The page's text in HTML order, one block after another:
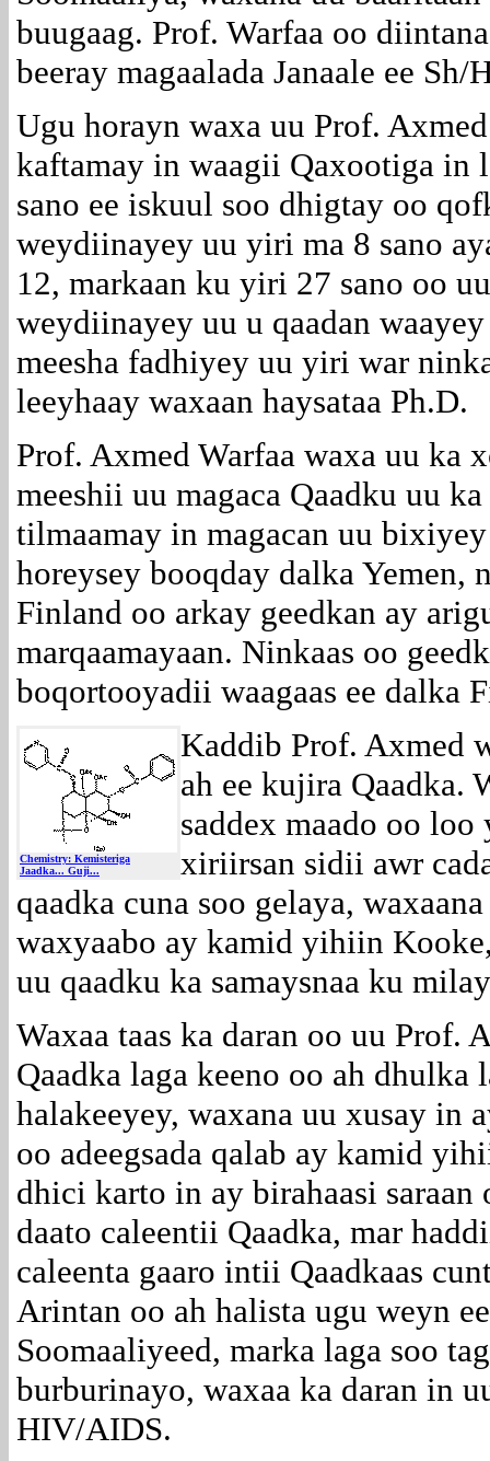
buugaag. Prof. Warfaa oo
beeray magaalada Janaale ee
Ugu horayn waxa uu Prof.
kaftamay in waagii Qaxootiga in
sano ee iskuul soo dhigtay oo
weydiinayey uu yiri ma 8 sano
12, markaan ku yiri 27 sano oo
weydiinayey uu u qaadan
meesha fadhiyey uu yiri war
leeyhaay waxaan haysataa Ph.D.
Prof. Axmed Warfaa waxa uu ka
meeshii uu magaca Qaadku uu
tilmaamay in magacan uu
horeysey booqday dalka Yemen,
Finland oo arkay geedkan ay
marqaamayaan. Ninkaas oo
boqortooyadii waagaas ee dalka
Chemistry: Kemisteriga
Jaadka... Guji...
Kaddib Prof. Axmed
ah ee kujira Qaadka.
saddex maado oo loo
xiriirsan sidii awr
qaadka cuna soo gelaya,
waxyaabo ay kamid yihiin
uu qaadku ka samaysnaa ku
Waxaa taas ka daran oo uu Prof.
Qaadka laga keeno oo ah
halakeeyey, waxana uu xusay in
oo adeegsada qalab ay kamid
dhici karto in ay birahaasi
daato caleentii Qaadka, mar
caleenta gaaro intii Qaadkaas
Arintan oo ah halista ugu weyn
Soomaaliyeed, marka laga soo
burburinayo, waxaa ka daran in
HIV/AIDS.